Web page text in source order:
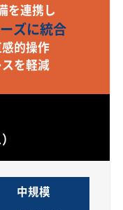
を連携し
ズに統合
的操作
を軽減
中規模